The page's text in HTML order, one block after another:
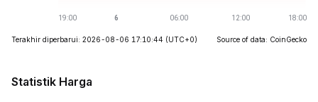
Terakhir diperbarui: 2026-08-06 17:10:44 (UTC+0) Source of data: CoinGecko
Statistik Harga